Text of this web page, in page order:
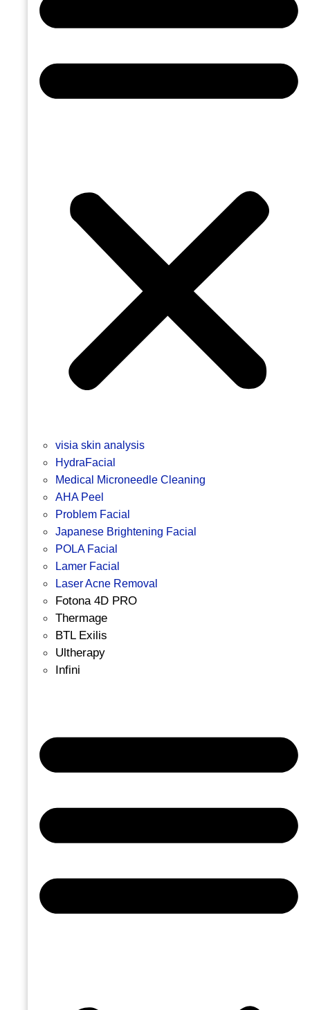
visia skin analysis
HydraFacial
Medical Microneedle Cleaning
AHA Peel
Problem Facial
Japanese Brightening Facial
POLA Facial
Lamer Facial
Laser Acne Removal
Fotona 4D PRO
Thermage
BTL Exilis
Ultherapy
Infini